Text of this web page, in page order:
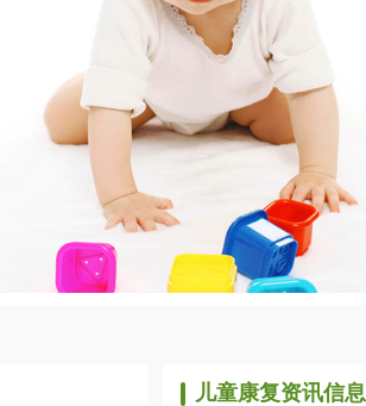
儿童康复资讯信息